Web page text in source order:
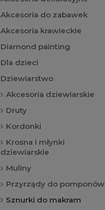
Akcesoria do zabawek
Akcesoria krawieckie
Diamond painting
Dla dzieci
Dziewiarstwo
Akcesoria dziewiarskie
Druty
Kordonki
Krosna i młynki
dziewiarskie
Muliny
Przyrządy do pomponów
Sznurki do makram